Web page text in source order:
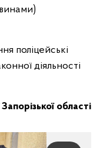
поліцейські
діяльності
Запорізької області